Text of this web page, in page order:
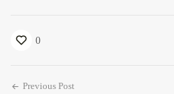
0
Previous Post